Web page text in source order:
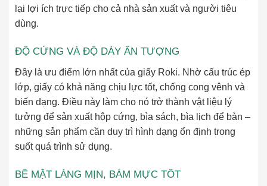
lại lợi ích trực tiếp cho cả nhà sản xuất và người tiêu
dùng.
ĐỘ CỨNG VÀ ĐỘ DÀY ẤN TƯỢNG
Đây là ưu điểm lớn nhất của giấy Roki. Nhờ cấu trúc ép
lớp, giấy có khả năng chịu lực tốt, chống cong vênh và
biến dạng. Điều này làm cho nó trở thành vật liệu lý
tưởng để sản xuất hộp cứng, bìa sách, bìa lịch để bàn –
những sản phẩm cần duy trì hình dạng ổn định trong
suốt quá trình sử dụng.
BỀ MẶT LÁNG MỊN, BÁM MỰC TỐT